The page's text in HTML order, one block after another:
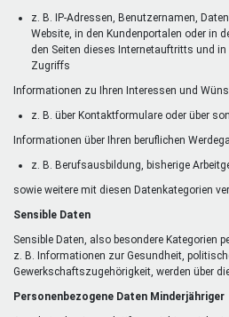
z. B. IP-Adressen, Benutzernamen,
Website, in den Kundenportalen oder in
den Seiten dieses Internetauftritts und
Zugriffs
Informationen zu Ihren Interessen und
z. B. über Kontaktformulare oder über
Informationen über Ihren beruflichen
z. B. Berufsausbildung, bisherige
sowie weitere mit diesen Datenkategorien
Sensible Daten
Sensible Daten, also besondere Kategorien
z. B. Informationen zur Gesundheit,
Gewerkschaftszugehörigkeit, werden über
Personenbezogene Daten Minderjähriger